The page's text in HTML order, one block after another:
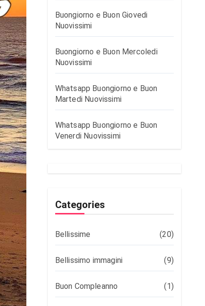
Buongiorno e Buon Giovedi
Nuovissimi
Buongiorno e Buon Mercoledi
Nuovissimi
Whatsapp Buongiorno e Buon
Martedi Nuovissimi
Whatsapp Buongiorno e Buon
Venerdi Nuovissimi
Categories
Bellissime (20)
Bellissimo immagini (9)
Buon Compleanno (1)